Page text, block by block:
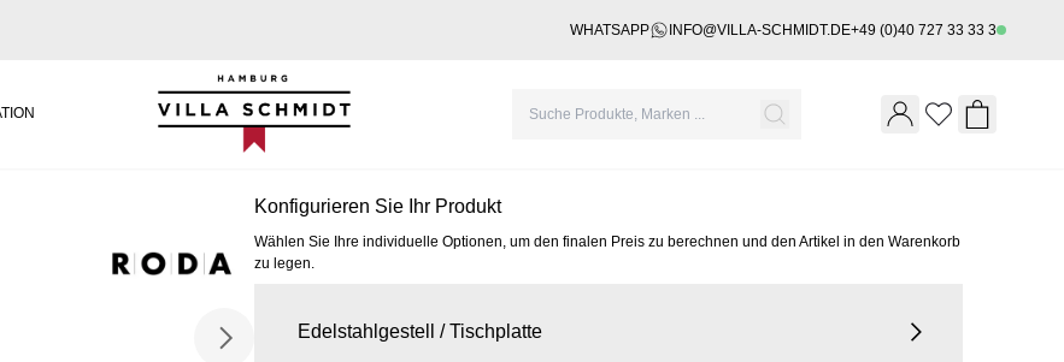
WHATSAPP INFO@VILLA-SCHMIDT.DE+49 (0)40 727 33 33 3
Villa Schmidt
Wishlist
Konfigurieren Sie Ihr Produkt
Wählen Sie Ihre individuelle Optionen, um den finalen Preis zu berechnen und den Artikel in den Warenkorb
zu legen.
Edelstahlgestell / Tischplatte